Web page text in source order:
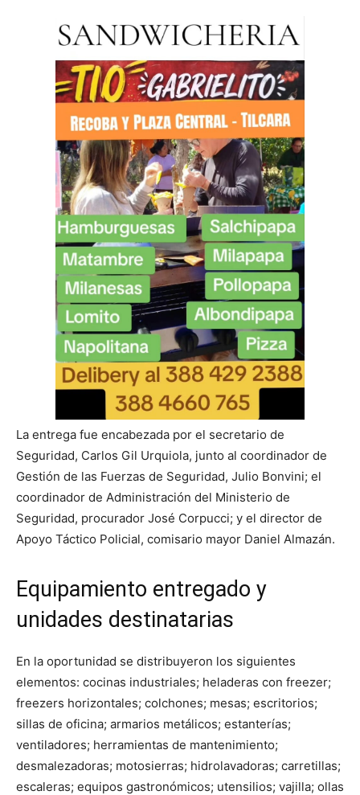
La entrega fue encabezada por el secretario de
Seguridad, Carlos Gil Urquiola, junto al coordinador de
Gestión de las Fuerzas de Seguridad, Julio Bonvini; el
coordinador de Administración del Ministerio de
Seguridad, procurador José Corpucci; y el director de
Apoyo Táctico Policial, comisario mayor Daniel Almazán.
Equipamiento entregado y
unidades destinatarias
En la oportunidad se distribuyeron los siguientes
elementos: cocinas industriales; heladeras con freezer;
freezers horizontales; colchones; mesas; escritorios;
sillas de oficina; armarios metálicos; estanterías;
ventiladores; herramientas de mantenimiento;
desmalezadoras; motosierras; hidrolavadoras; carretillas;
escaleras; equipos gastronómicos; utensilios; vajilla; ollas